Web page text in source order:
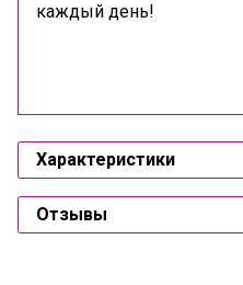
каждый день!
Характеристики
Отзывы